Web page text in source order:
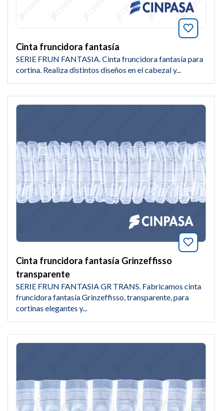
Añade
Cinta fruncidora fantasía
SERIE FRUN FANTASIA. Cinta fruncidora fantasía para
cortina. Realiza distintos diseños en el cabezal y...
Añade
Cinta fruncidora fantasía Grinzeffisso
transparente
SERIE FRUN FANTASIA GR TRANS. Fabricamos cinta
fruncidora fantasía Grinzeffisso, transparente, para
cortinas elegantes y...